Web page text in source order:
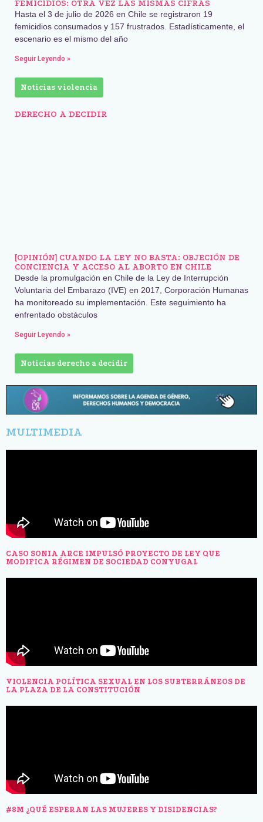
FEMICIDIOS: OTRA VEZ LAS MISMAS CIFRAS
Hasta el 3 de julio de 2026 en Chile se registraron 19
femicidios consumados y 157 frustrados. Estadísticamente, el
escenario es el mismo del año
Seguir Leyendo »
Noticias violencia
DERECHO A DECIDIR
[OPINIÓN] CUANDO LA LEY NO BASTA: OBJECIÓN DE
CONCIENCIA Y ACCESO AL ABORTO EN CHILE
Desde la promulgación en Chile de la Ley de Interrupción
Voluntaria del Embarazo (IVE) en 2017, Corporación Humanas
ha monitoreado su implementación. Este seguimiento ha
enfrentado obstáculos
Seguir Leyendo »
Noticias derecho a decidir
MULTIMEDIA
CASO SONIA ARCE IMPULSÓ PROYECTO DE LEY QUE
MODIFICA RÉGIMEN DE SOCIEDAD CONYUGAL
VIOLENCIA POLÍTICA SEXUAL EN LOS SUBTERRÁNEOS DE
LA PLAZA DE LA CONSTITUCIÓN
#8M ¿QUÉ ESPERAN LAS MUJERES Y DISIDENCIAS?